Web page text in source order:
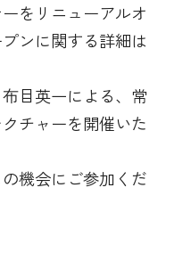
をリニューアルオ
ンに関する詳細は
目英一による、常
チャーを開催いた
機会にご参加くだ